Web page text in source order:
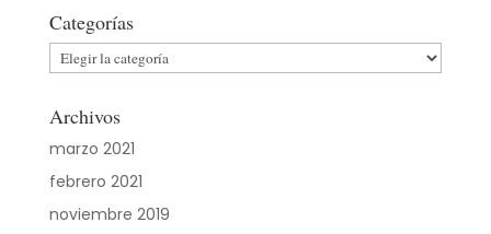
Categorías
Categorías
Archivos
marzo 2021
febrero 2021
noviembre 2019